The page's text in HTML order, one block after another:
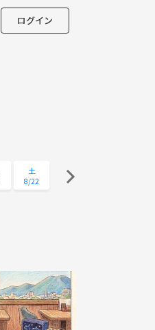
ログイン
土
8/22